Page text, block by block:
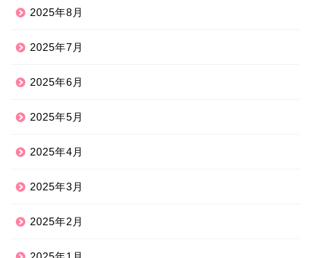
2025年8月
2025年7月
2025年6月
2025年5月
2025年4月
2025年3月
2025年2月